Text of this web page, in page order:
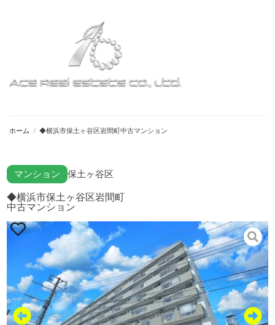
ホーム / ◆横浜市保土ヶ谷区岩間町中古マンション
マンション 保土ヶ谷区
◆横浜市保土ヶ谷区岩間町
中古マンション